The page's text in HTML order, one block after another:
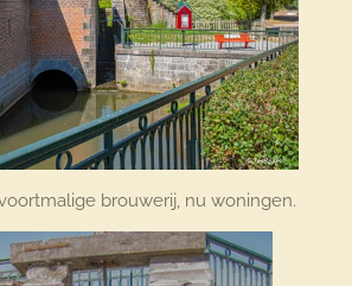
brouwerij, nu woningen.